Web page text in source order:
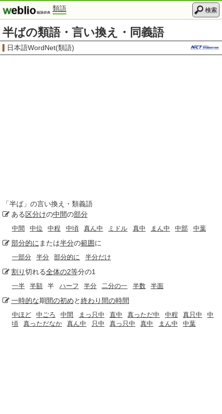
類語 検索
半ばの類語・言い換え・同義語
日本語WordNet(類語)
「半ば 」の言い換え・類義語
ある 区分けの中間の部分
中間 中位 中程 中頃 真ん中 ミドル 真中 まん中 中部 中葉
部分的に または半分の範囲に
一部分 半分 部分的に 半分だけ
割り切れる全体の2等分の1
一半 半額 半 ハーフ 半分 二分の一 半数 半面
一時的な期間の初めと終わり 間の時間
中ほど 中ごろ 中間 まっ只中 直中 真っただ中 中程 真只中
中
頃
真っただなか 真ん中 只中 真っ只中 真中 まん中 中葉